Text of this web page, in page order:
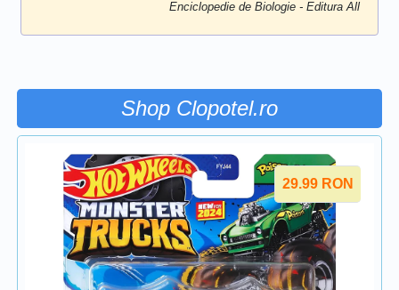
Enciclopedie de Biologie - Editura All
Shop Clopotel.ro
29.99 RON